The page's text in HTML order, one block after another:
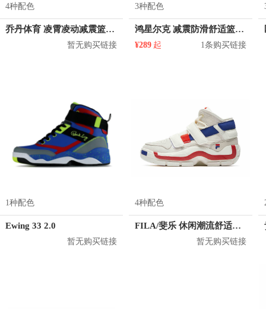
4种配色
乔丹体育 凌霄凌动减震篮球鞋 XM4590101
暂无购买链接
3种配色
鸿星尔克 减震防滑舒适篮球鞋 11120304412
¥289 起 1条购买链接
1种配色
Ewing 33 2.0
暂无购买链接
4种配色
FILA/斐乐 休闲潮流舒适篮球鞋 T12W941203F
暂无购买链接